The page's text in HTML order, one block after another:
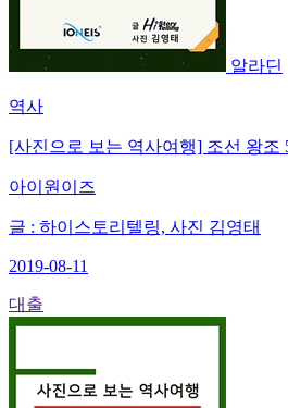
알라딘
역사
[사진으로 보는 역사여행] 조선 왕조
아이원이즈
글 : 하이스토리텔링, 사진 김영태
2019-08-11
대출